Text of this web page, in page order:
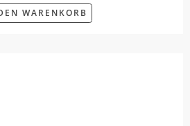
WARENKORB